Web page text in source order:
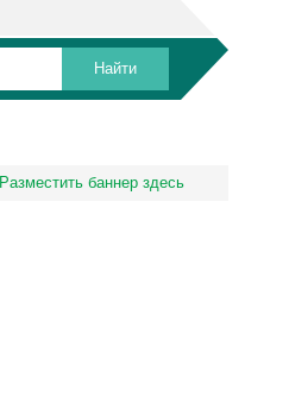
Разместить баннер здесь